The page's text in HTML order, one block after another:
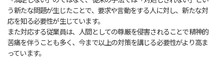
う新たな問題が生じたことで、要求や言動をする人に対し、新たな対
応を知る必要性が生じています。
また対応する従業員は、人間としての尊厳を侵害されることで精神的
苦痛を伴うことも多く、今まで以上の対策を講じる必要性がより高ま
っています。